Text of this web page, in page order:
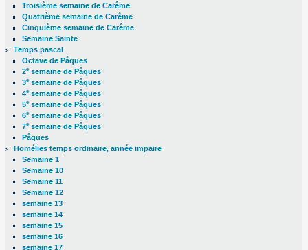
Troisième semaine de Carême
Quatrième semaine de Carême
Cinquième semaine de Carême
Semaine Sainte
Temps pascal
Octave de Pâques
2esemaine de Pâques
3esemaine de Pâques
4esemaine de Pâques
5esemaine de Pâques
6esemaine de Pâques
7esemaine de Pâques
Pâques
Homélies temps ordinaire, année impaire
Semaine 1
Semaine 10
Semaine 11
Semaine 12
semaine 13
semaine 14
semaine 15
semaine 16
semaine 17